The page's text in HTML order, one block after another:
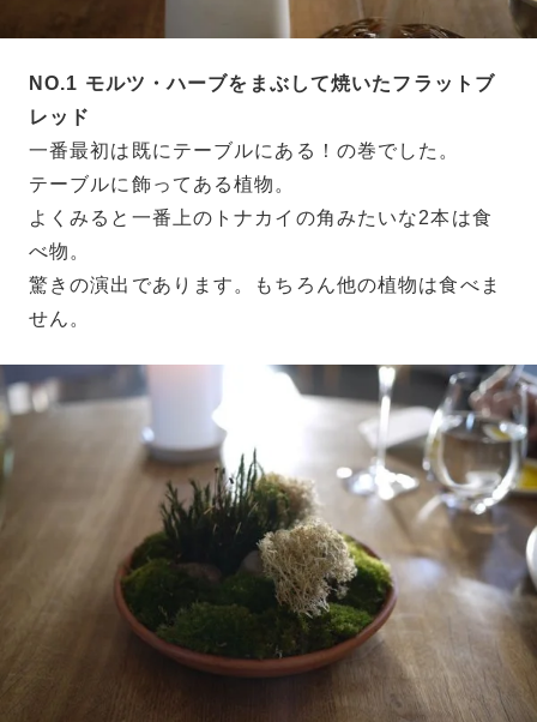
NO.1 モルツ・ハーブをまぶして焼いたフラットブ
レッド
一番最初は既にテーブルにある！の巻でした。
テーブルに飾ってある植物。
よくみると一番上のトナカイの角みたいな2本は食
べ物。
驚きの演出であります。もちろん他の植物は食べま
せん。